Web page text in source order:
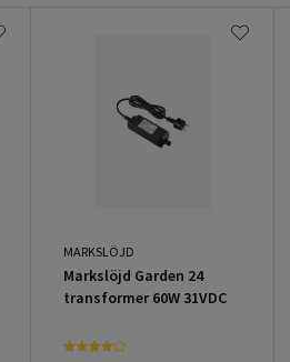
MARKSLÖJD
Markslöjd Garden 24
transformer 60W 31VDC